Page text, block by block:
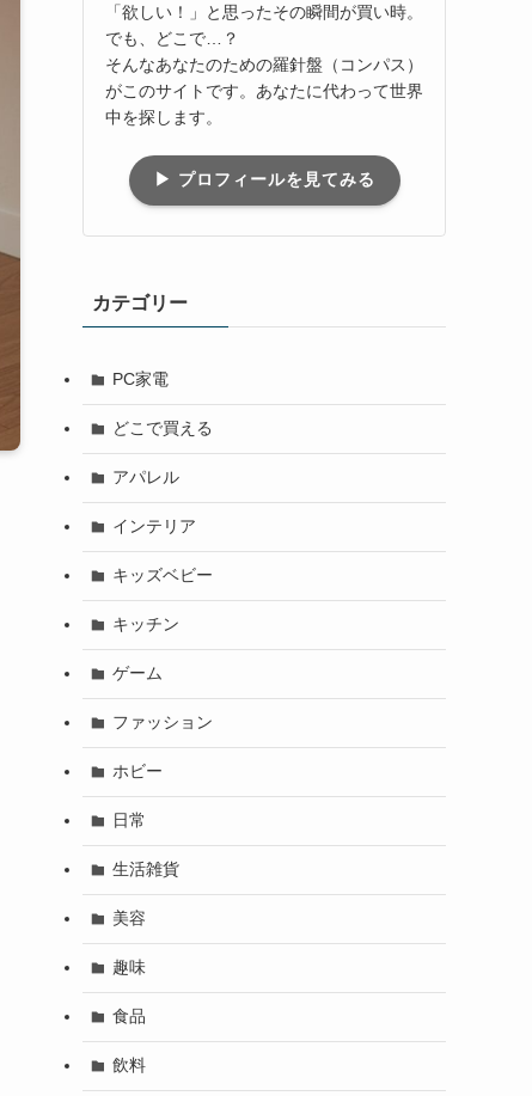
「欲しい！」と思ったその瞬間が買い時。
でも、どこで…？
そんなあなたのための羅針盤（コンパス）
がこのサイトです。あなたに代わって世界
中を探します。
▶︎ プロフィールを見てみる
カテゴリー
PC家電
どこで買える
アパレル
インテリア
キッズベビー
キッチン
ゲーム
ファッション
ホビー
日常
生活雑貨
美容
趣味
食品
飲料